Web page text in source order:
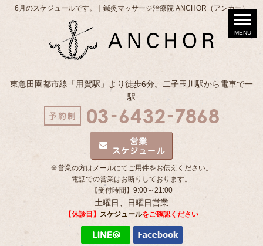
6月のスケジュールです。｜鍼灸マッサージ治療院 ANCHOR（アンカー）
東急田園都市線「用賀駅」より徒歩6分。二子玉川駅から電車で一
駅
※営業の方はメールにてご用件をお伝えください。
電話での営業はお断りしております。
【受付時間】9:00～21:00
土曜日、日曜日営業
【休診日】 スケジュールをご確認ください